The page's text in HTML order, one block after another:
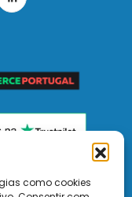
como cookies